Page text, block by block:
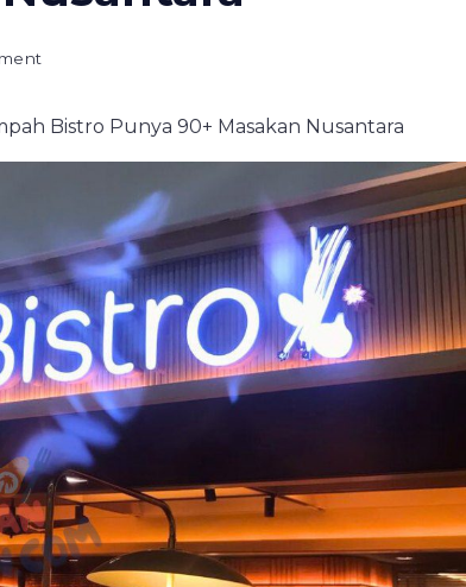
Indonesia!
Masakan
Nusantara
Bistro Punya 90+ Masakan Nusantara